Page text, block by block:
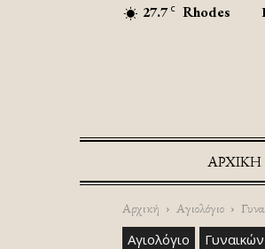
27.7 C Rhodes
ΑΡΧΙΚΉ
Αρχική Αγιολόγιο
Αγιολόγιο Γυναικών